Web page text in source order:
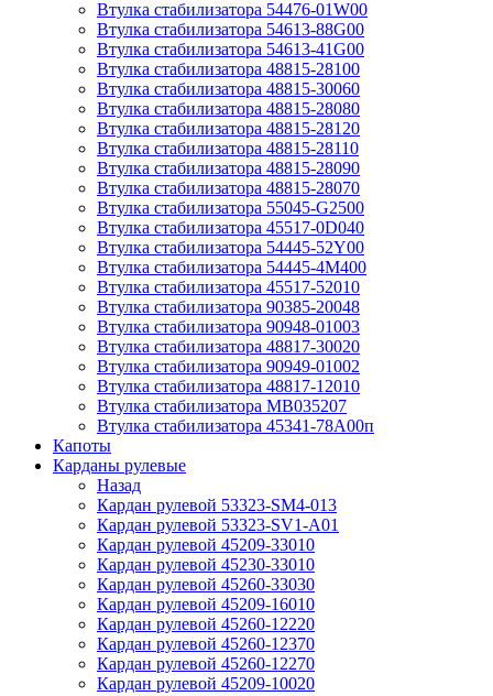
Втулка стабилизатора 54476-01W00
Втулка стабилизатора 54613-88G00
Втулка стабилизатора 54613-41G00
Втулка стабилизатора 48815-28100
Втулка стабилизатора 48815-30060
Втулка стабилизатора 48815-28080
Втулка стабилизатора 48815-28120
Втулка стабилизатора 48815-28110
Втулка стабилизатора 48815-28090
Втулка стабилизатора 48815-28070
Втулка стабилизатора 55045-G2500
Втулка стабилизатора 45517-0D040
Втулка стабилизатора 54445-52Y00
Втулка стабилизатора 54445-4M400
Втулка стабилизатора 45517-52010
Втулка стабилизатора 90385-20048
Втулка стабилизатора 90948-01003
Втулка стабилизатора 48817-30020
Втулка стабилизатора 90949-01002
Втулка стабилизатора 48817-12010
Втулка стабилизатора MB035207
Втулка стабилизатора 45341-78A00п
Капоты
Карданы рулевые
Назад
Кардан рулевой 53323-SM4-013
Кардан рулевой 53323-SV1-A01
Кардан рулевой 45209-33010
Кардан рулевой 45230-33010
Кардан рулевой 45260-33030
Кардан рулевой 45209-16010
Кардан рулевой 45260-12220
Кардан рулевой 45260-12370
Кардан рулевой 45260-12270
Кардан рулевой 45209-10020